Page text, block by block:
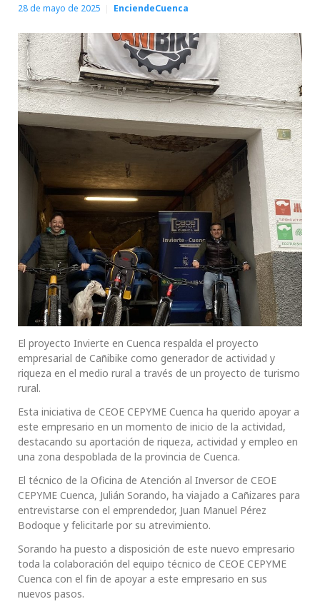
28 de mayo de 2025 EnciendeCuenca
El proyecto Invierte en Cuenca respalda el proyecto
empresarial de Cañibike como generador de actividad y
riqueza en el medio rural a través de un proyecto de turismo
rural.
Esta iniciativa de CEOE CEPYME Cuenca ha querido apoyar a
este empresario en un momento de inicio de la actividad,
destacando su aportación de riqueza, actividad y empleo en
una zona despoblada de la provincia de Cuenca.
El técnico de la Oficina de Atención al Inversor de CEOE
CEPYME Cuenca, Julián Sorando, ha viajado a Cañizares para
entrevistarse con el emprendedor, Juan Manuel Pérez
Bodoque y felicitarle por su atrevimiento.
Sorando ha puesto a disposición de este nuevo empresario
toda la colaboración del equipo técnico de CEOE CEPYME
Cuenca con el fin de apoyar a este empresario en sus
nuevos pasos.